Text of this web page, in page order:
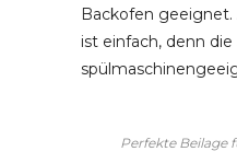
Backofen
ist einfach, denn die
Perfekte Beilage